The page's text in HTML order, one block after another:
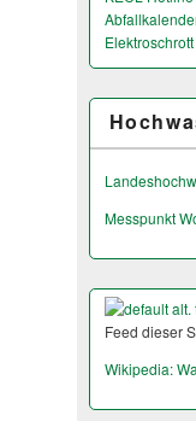
Elektroschrott
Messpunkt
Feed dieser
Wikipedia: